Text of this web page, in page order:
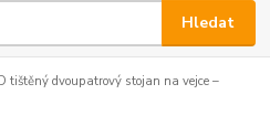
Hledat
tištěný dvoupatrový stojan na vejce –